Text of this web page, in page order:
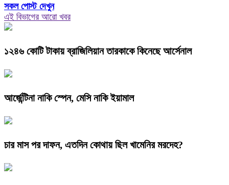
সকল পোস্ট দেখুন
এই বিভাগের আরো খবর
১২৪৬ কোটি টাকায় ব্রাজিলিয়ান তারকাকে কিনেছে আর্সেনাল
আর্জেন্টিনা নাকি স্পেন, মেসি নাকি ইয়ামাল
চার মাস পর দাফন, এতদিন কোথায় ছিল খামেনির মরদেহ?